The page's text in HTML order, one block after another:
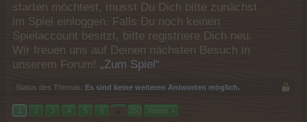
starten möchtest, musst Du Dich bitte zunächst
im Spiel einloggen. Falls Du noch keinen
Spielaccount besitzt, bitte registriere Dich neu.
Wir freuen uns auf Deinen nächsten Besuch in
unserem Forum! „Zum Spiel“
Status des Themas: Es sind keine weiteren Antworten möglich.
1 2 3 4 5 6 → 250 Weiter >